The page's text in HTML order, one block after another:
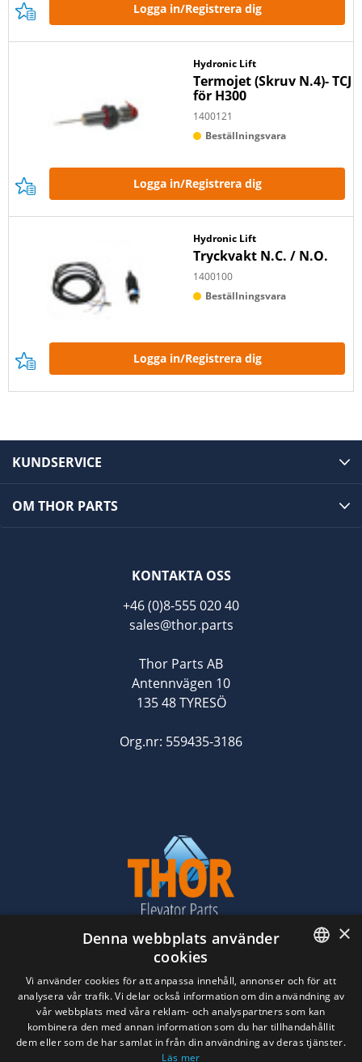
Logga in/Registrera dig
Hydronic Lift
Termojet (Skruv N.4)- TCJ
för H300
1400121
Beställningsvara
Logga in/Registrera dig
Hydronic Lift
Tryckvakt N.C. / N.O.
1400100
Beställningsvara
Logga in/Registrera dig
KUNDSERVICE
OM THOR PARTS
KONTAKTA OSS
+46 (0)8-555 020 40
sales@thor.parts
Thor Parts AB
Antennvägen 10
135 48 TYRESÖ
Org.nr: 559435-3186
ENGLISH
SWEDISH
×
Denna webbplats använder
cookies
Vi använder cookies för att anpassa innehåll, annonser och för att
analysera vår trafik. Vi delar också information om din användning av
vår webbplats med våra reklam- och analyspartners som kan
kombinera den med annan information som du har tillhandahållit
dem eller som de har samlat in från din användning av deras tjänster.
Läs mer